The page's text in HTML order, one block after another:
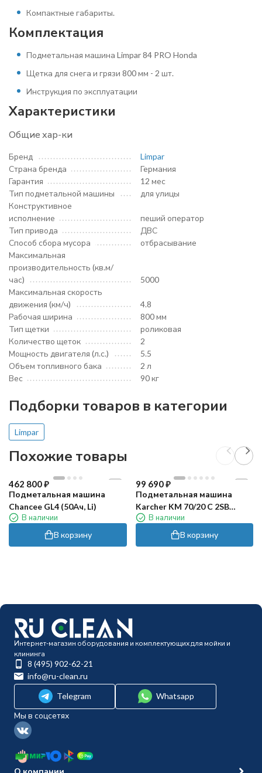
Компактные габариты.
Комплектация
Подметальная машина Limpar 84 PRO Honda
Щетка для снега и грязи 800 мм - 2 шт.
Инструкция по эксплуатации
Характеристики
Общие хар-ки
Бренд
Limpar
Страна бренда
Германия
Гарантия
12 мес
Тип подметальной машины
для улицы
Конструктивное
исполнение
пеший оператор
Тип привода
ДВС
Способ сбора мусора
отбрасывание
Максимальная
производительность (кв.м/
час)
5000
Максимальная скорость
движения (км/ч)
4.8
Рабочая ширина
800 мм
Тип щетки
роликовая
Количество щеток
2
Мощность двигателя (л.с.)
5.5
Объем топливного бака
2 л
Вес
90 кг
Подборки товаров в категории
Limpar
Похожие товары
462 800₽
Подметальная машина
Chancee GL4 (50Ач, Li)
В наличии
В корзину
99 690₽
Подметальная машина
Karcher KM 70/20 C 2SB
RETAILВ наличии
В корзину
Интернет-магазин оборудования и комплектующих для мойки и
клининга
8 (495) 902-62-21
info@ru-clean.ru
Telegram
Whatsapp
Мы в соцсетях
О компании